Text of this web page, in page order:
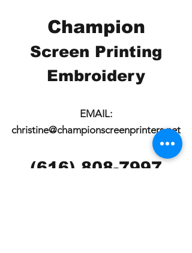
Champion
Screen Printing
Embroidery
EMAIL:
christine@championscreenprinters.net
(616) 808-7997